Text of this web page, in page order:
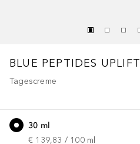
BLUE PEPTIDES UPLIFT
Tagescreme
30 ml
€ 139,83 / 100 ml